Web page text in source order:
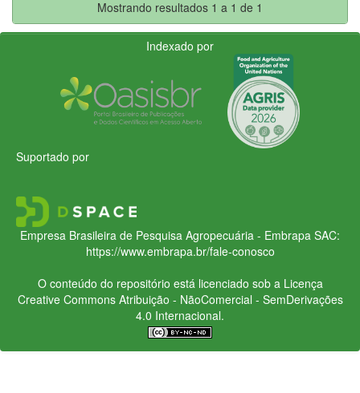
Mostrando resultados 1 a 1 de 1
Indexado por
Suportado por
Empresa Brasileira de Pesquisa Agropecuária - Embrapa SAC:
https://www.embrapa.br/fale-conosco
O conteúdo do repositório está licenciado sob a Licença
Creative CommonsAtribuição - NãoComercial - SemDerivações
4.0 Internacional.